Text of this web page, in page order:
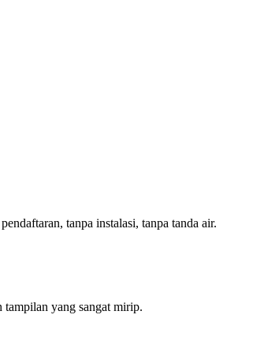
tanpa instalasi, tanpa tanda air.
yang sangat mirip.